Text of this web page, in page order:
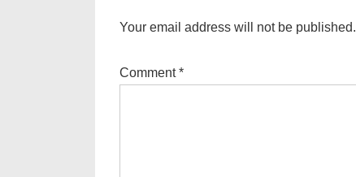
Your email address will not be published.
Comment*